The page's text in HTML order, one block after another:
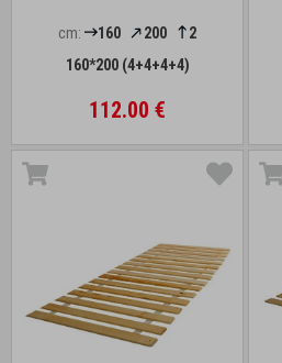
cm: 160 200
2
160*200 (4+4+4+4)
112.00 €